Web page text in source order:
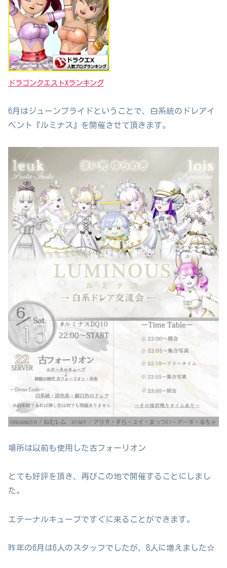
ドラゴンクエストXランキング
6月はジューンブライドということで、白系統のドレアイ
ベント『ルミナス』を開催させて頂きます。
場所は以前も使用した古フォーリオン
とても好評を頂き、再びこの地で開催することにしまし
た。
エテーナルキューブですぐに来ることができます。
昨年の6月は6人のスタッフでしたが、8人に増えました☆